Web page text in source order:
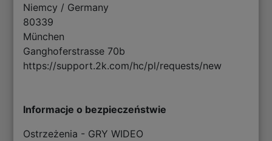
Niemcy / Germany
80339
München
Ganghoferstrasse 70b
https://support.2k.com/hc/pl/requests/new
Informacje o bezpieczeństwie
Ostrzeżenia - GRY WIDEO